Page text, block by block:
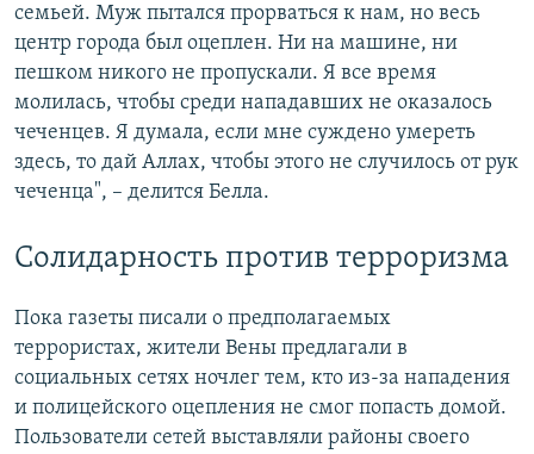
семьей. Муж пытался прорваться к нам, но весь
центр города был оцеплен. Ни на машине, ни
пешком никого не пропускали. Я все время
молилась, чтобы среди нападавших не оказалось
чеченцев. Я думала, если мне суждено умереть
здесь, то дай Аллах, чтобы этого не случилось от рук
чеченца", – делится Белла.
Солидарность против терроризма
Пока газеты писали о предполагаемых
террористах, жители Вены предлагали в
социальных сетях ночлег тем, кто из-за нападения
и полицейского оцепления не смог попасть домой.
Пользователи сетей выставляли районы своего